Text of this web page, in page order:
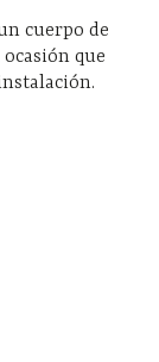
cuerpo de
que